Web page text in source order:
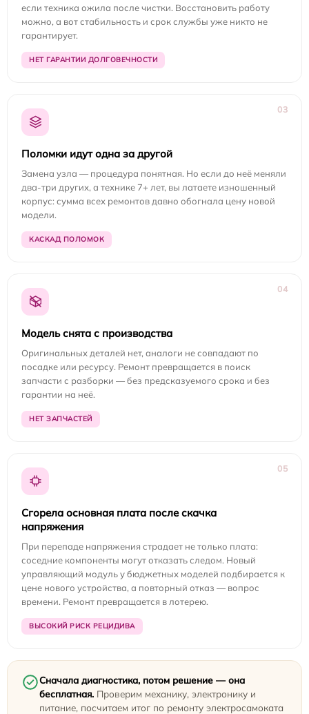
если техника ожила после чистки. Восстановить работу
можно, а вот стабильность и срок службы уже никто не
гарантирует.
НЕТ ГАРАНТИИ ДОЛГОВЕЧНОСТИ
03
Поломки идут одна за другой
Замена узла — процедура понятная. Но если до неё меняли
два-три других, а технике 7+ лет, вы латаете изношенный
корпус: сумма всех ремонтов давно обогнала цену новой
модели.
КАСКАД ПОЛОМОК
04
Модель снята с производства
Оригинальных деталей нет, аналоги не совпадают по
посадке или ресурсу. Ремонт превращается в поиск
запчасти с разборки — без предсказуемого срока и без
гарантии на неё.
НЕТ ЗАПЧАСТЕЙ
05
Сгорела основная плата после скачка
напряжения
При перепаде напряжения страдает не только плата:
соседние компоненты могут отказать следом. Новый
управляющий модуль у бюджетных моделей подбирается к
цене нового устройства, а повторный отказ — вопрос
времени. Ремонт превращается в лотерею.
ВЫСОКИЙ РИСК РЕЦИДИВА
Сначала диагностика, потом решение — она
бесплатная. Проверим механику, электронику и
питание, посчитаем итог по ремонту электросамоката